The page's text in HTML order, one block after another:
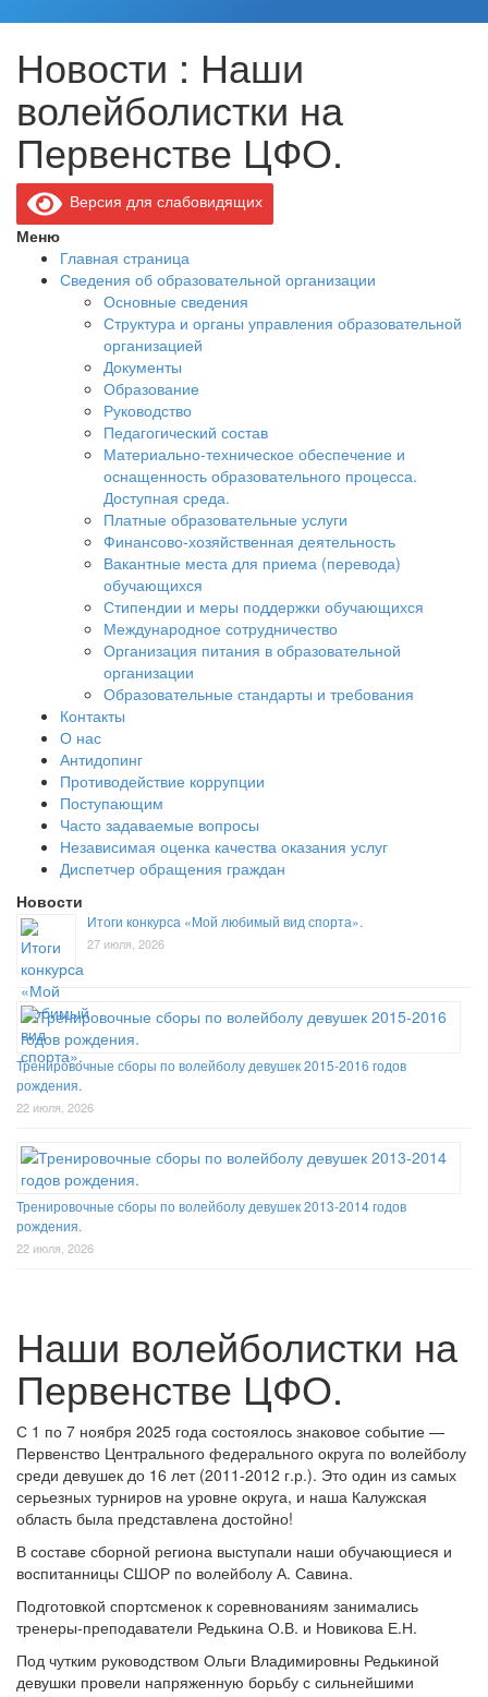
Новости : Наши
волейболистки на
Первенстве ЦФО.
Версия для слабовидящих
Меню
Главная страница
Сведения об образовательной организации
Основные сведения
Структура и органы управления образовательной
организацией
Документы
Образование
Руководство
Педагогический состав
Материально-техническое обеспечение и
оснащенность образовательного процесса.
Доступная среда.
Платные образовательные услуги
Финансово-хозяйственная деятельность
Вакантные места для приема (перевода)
обучающихся
Стипендии и меры поддержки обучающихся
Международное сотрудничество
Организация питания в образовательной
организации
Образовательные стандарты и требования
Контакты
О нас
Антидопинг
Противодействие коррупции
Поступающим
Часто задаваемые вопросы
Независимая оценка качества оказания услуг
Диспетчер обращения граждан
Новости
Итоги конкурса «Мой любимый вид спорта».
27 июля, 2026
Тренировочные сборы по волейболу девушек 2015-2016 годов
рождения.
22 июля, 2026
Тренировочные сборы по волейболу девушек 2013-2014 годов
рождения.
22 июля, 2026
Наши волейболистки на
Первенстве ЦФО.
С 1 по 7 ноября 2025 года состоялось знаковое событие —
Первенство Центрального федерального округа по волейболу
среди девушек до 16 лет (2011-2012 г.р.). Это один из самых
серьезных турниров на уровне округа, и наша Калужская
область была представлена достойно!
В составе сборной региона выступали наши обучающиеся и
воспитанницы СШОР по волейболу А. Савина.
Подготовкой спортсменок к соревнованиям занимались
тренеры-преподаватели Редькина О.В. и Новикова Е.Н.
Под чутким руководством Ольги Владимировны Редькиной
девушки провели напряженную борьбу с сильнейшими